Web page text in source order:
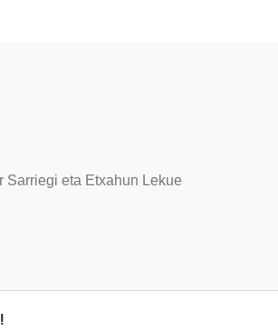
Sarriegi eta Etxahun Lekue